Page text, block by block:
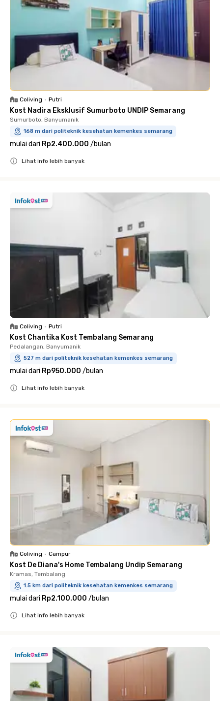
Coliving • Putri
Kost Nadira Eksklusif Sumurboto UNDIP Semarang
Sumurboto, Banyumanik
168 m dari politeknik kesehatan kemenkes semarang
mulai dari Rp2.400.000 /bulan
Lihat info lebih banyak
Coliving • Putri
Kost Chantika Kost Tembalang Semarang
Pedalangan, Banyumanik
527 m dari politeknik kesehatan kemenkes semarang
mulai dari Rp950.000 /bulan
Lihat info lebih banyak
Coliving • Campur
Kost De Diana's Home Tembalang Undip Semarang
Kramas, Tembalang
1.5 km dari politeknik kesehatan kemenkes semarang
mulai dari Rp2.100.000 /bulan
Lihat info lebih banyak